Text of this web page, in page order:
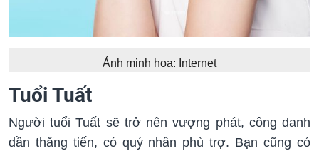
Ảnh minh họa: Internet
Tuổi Tuất
Người tuổi Tuất sẽ trở nên vượng phát, công danh
dần thăng tiến, có quý nhân phù trợ. Bạn cũng có